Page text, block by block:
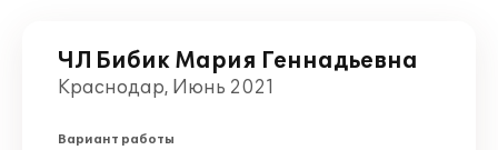
ЧЛ Бибик Мария Геннадьевна
Краснодар, Июнь 2021
Вариант работы